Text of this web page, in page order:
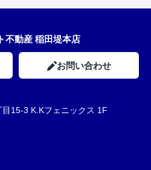
不動産 稲田堤本店
お問い合わせ
15-3 K.Kフェニックス 1F